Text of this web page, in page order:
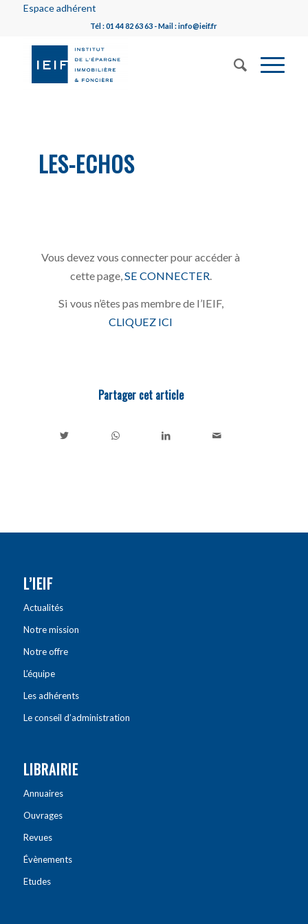
Espace adhérent
Tél : 01 44 82 63 63 - Mail : info@ieif.fr
LES-ECHOS
Vous devez vous connecter pour accéder à
cette page, SE CONNECTER
Si vous n’êtes pas membre de l’IEIF,
CLIQUEZ ICI
Partager cet article
L’IEIF
Actualités
Notre mission
Notre offre
L’équipe
Les adhérents
Le conseil d’administration
LIBRAIRIE
Annuaires
Ouvrages
Revues
Évènements
Etudes